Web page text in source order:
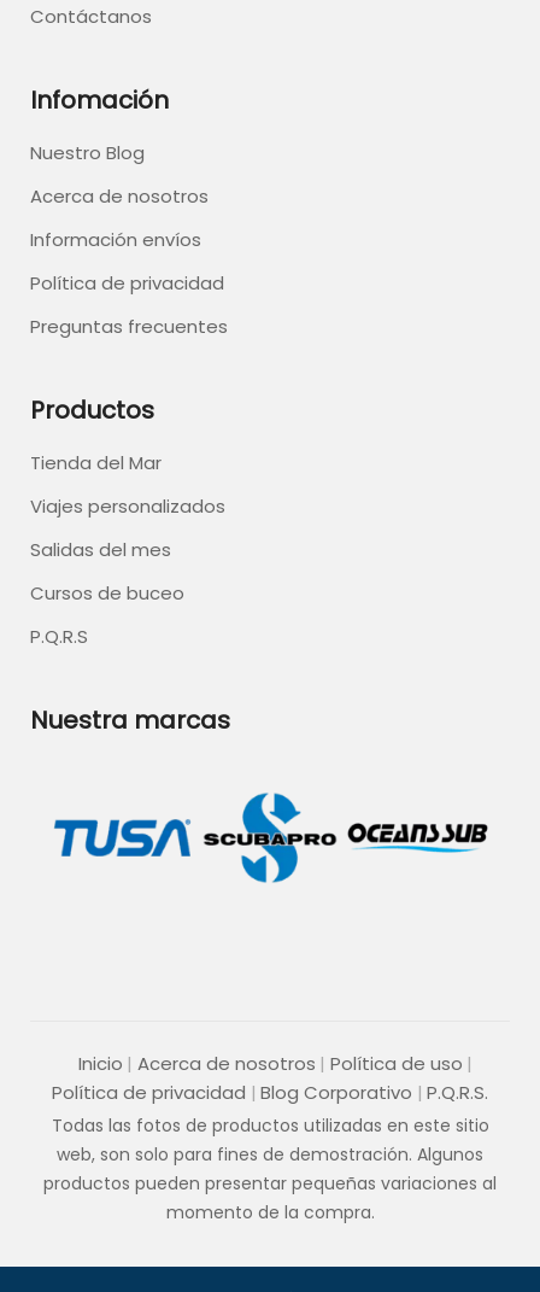
Contáctanos
Infomación
Nuestro Blog
Acerca de nosotros
Información envíos
Política de privacidad
Preguntas frecuentes
Productos
Tienda del Mar
Viajes personalizados
Salidas del mes
Cursos de buceo
P.Q.R.S
Nuestra marcas
Inicio Acerca de nosotros
Política de uso
Política de privacidad
Blog Corporativo P.Q.R.S.
Todas las fotos de productos utilizadas en este sitio
web, son solo para fines de demostración. Algunos
productos pueden presentar pequeñas variaciones al
momento de la compra.